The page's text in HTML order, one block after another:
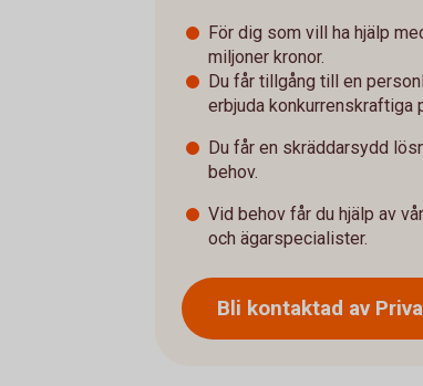
För dig som vill ha hjälp
miljoner kronor.
Du får tillgång till en
erbjuda konkurrenskraftiga
Du får en skräddarsydd
behov.
Vid behov får du hjälp av
och ägarspecialister.
Bli kontaktad av